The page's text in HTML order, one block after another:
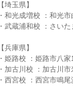
【埼玉県】
・和光成増校 ：和光
・武蔵浦和校 ：さい
【兵庫県】
・姫路校 ：姫路市八家
・加古川校 ：加古川
・西宮校 ：西宮市鳴